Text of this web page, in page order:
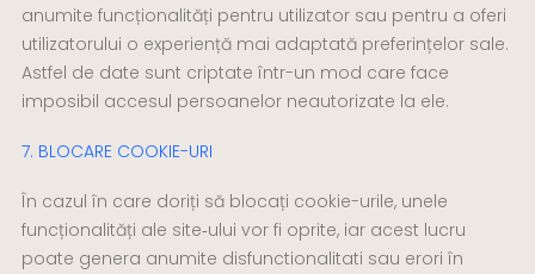
anumite funcționalități pentru utilizator sau pentru a oferi
utilizatorului o experiență mai adaptată preferințelor sale.
Astfel de date sunt criptate într-un mod care face
imposibil accesul persoanelor neautorizate la ele.
7. BLOCARE COOKIE-URI
În cazul în care doriți să blocați cookie-urile, unele
funcționalități ale site‑ului vor fi oprite, iar acest lucru
poate genera anumite disfunctionalitati sau erori în